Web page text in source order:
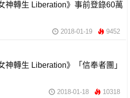
神轉生 Liberation》事前登錄60萬
2018-01-19 9452
神轉生 Liberation》「信奉者團」
2018-01-18 10318